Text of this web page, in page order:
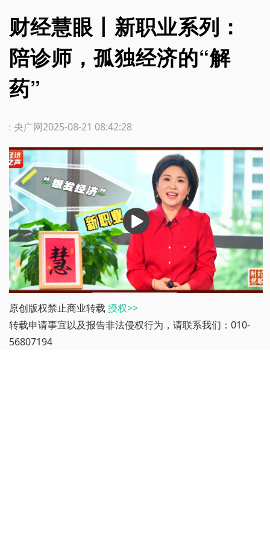
财经慧眼丨新职业系列：
陪诊师，孤独经济的“解
药”
2025-08-21 08:42:28
：央广网
播
放
原创版权禁止商业转载 授权>>
转载申请事宜以及报告非法侵权行为，请联系我们：010-
56807194